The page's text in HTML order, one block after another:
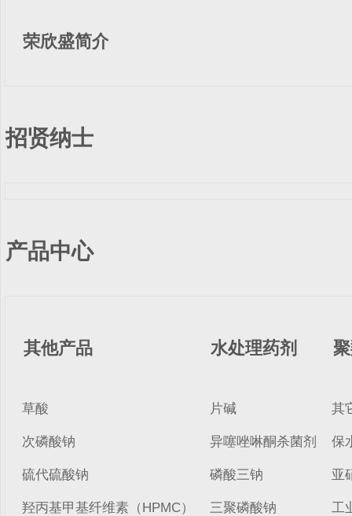
荣欣盛简介
招贤纳士
产品中心
其他产品
草酸
次磷酸钠
硫代硫酸钠
羟丙基甲基纤维素（HPMC）
水处理药剂
片碱
异噻唑啉酮杀菌剂
磷酸三钠
三聚磷酸钠
其
保
亚
工